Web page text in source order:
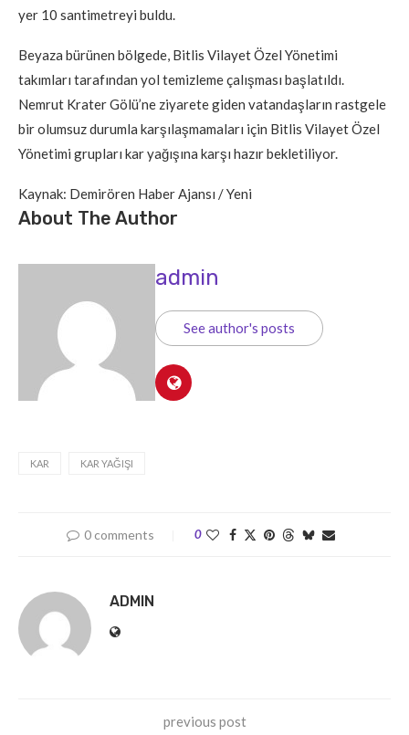
yer 10 santimetreyi buldu.
Beyaza bürünen bölgede, Bitlis Vilayet Özel Yönetimi
takımları tarafından yol temizleme çalışması başlatıldı.
Nemrut Krater Gölü’ne ziyarete giden vatandaşların rastgele
bir olumsuz durumla karşılaşmamaları için Bitlis Vilayet Özel
Yönetimi grupları kar yağışına karşı hazır bekletiliyor.
Kaynak: Demirören Haber Ajansı / Yeni
About The Author
admin
See author's posts
KAR KAR YAĞIŞI
0 comments 0
ADMIN
previous post